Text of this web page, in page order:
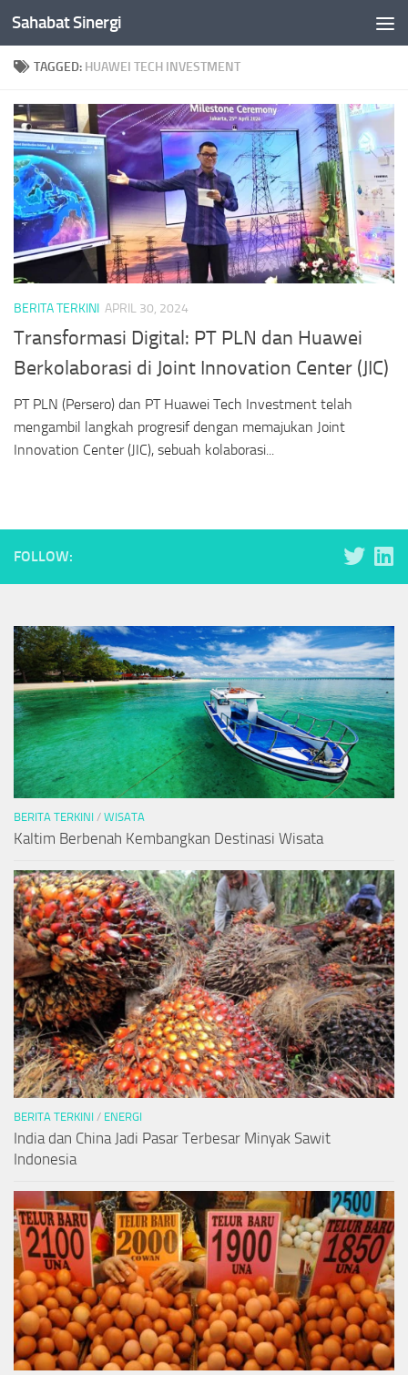
Skip to content
Sahabat Sinergi
TAGGED: HUAWEI TECH INVESTMENT
BERITA TERKINI APRIL 30, 2024
Transformasi Digital: PT PLN dan Huawei
Berkolaborasi di Joint Innovation Center (JIC)
PT PLN (Persero) dan PT Huawei Tech Investment telah
mengambil langkah progresif dengan memajukan Joint
Innovation Center (JIC), sebuah kolaborasi...
FOLLOW:
BERITA TERKINI / WISATA
Kaltim Berbenah Kembangkan Destinasi Wisata
BERITA TERKINI / ENERGI
India dan China Jadi Pasar Terbesar Minyak Sawit
Indonesia